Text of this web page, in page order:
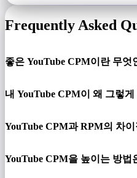
Frequently Asked
좋은 YouTube CPM이란 무엇
내 YouTube CPM이 왜 그렇게
YouTube CPM과 RPM의 차
YouTube CPM을 높이는 방법